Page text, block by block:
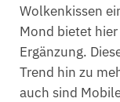
Wolkenkissen
Mond bietet
Ergänzung.
Trend hin zu
auch sind